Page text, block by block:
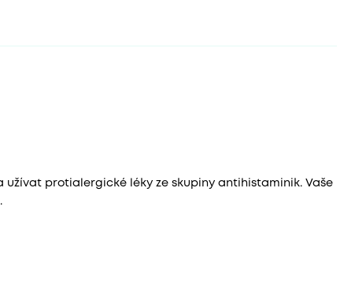
protialergické léky ze skupiny antihistaminik. Vaše